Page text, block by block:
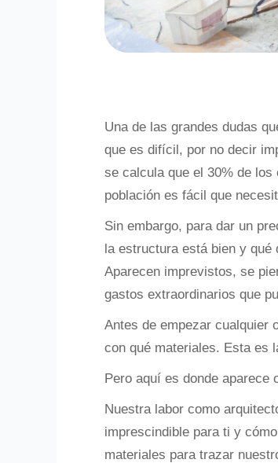
Una de las grandes dudas
que es difícil, por no decir
se calcula que el 30% de
población es fácil que
Sin embargo, para dar un
la estructura está bien y
Aparecen imprevistos, se
gastos extraordinarios que
Antes de empezar cualquier
con qué materiales. Esta es
Pero aquí es donde aparece
Nuestra labor como
imprescindible para ti y
materiales para trazar